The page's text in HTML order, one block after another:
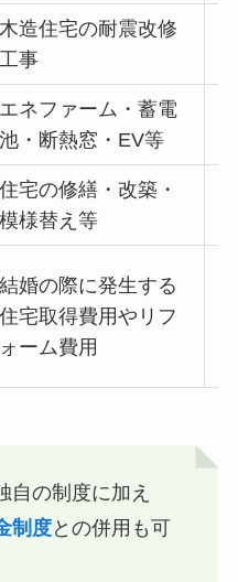
木造住宅の耐震改修
工事
エネファーム・蓄電
池・断熱窓・EV等
住宅の修繕・改築・
模様替え等
結婚の際に発生する
住宅取得費用やリフ
ォーム費用
自の制度に加え
制度との併用も可